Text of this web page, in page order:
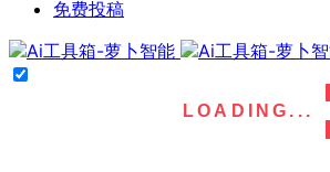
LOADING...
免费投稿